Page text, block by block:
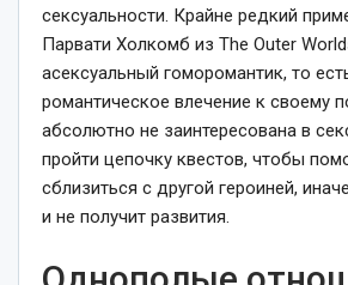
сексуальности. Крайне редкий
Парвати Холкомб из The Outer
асексуальный гоморомантик, то
романтическое влечение к своему
абсолютно не заинтересована в
пройти цепочку квестов, чтобы
сблизиться с другой героиней,
и не получит развития.